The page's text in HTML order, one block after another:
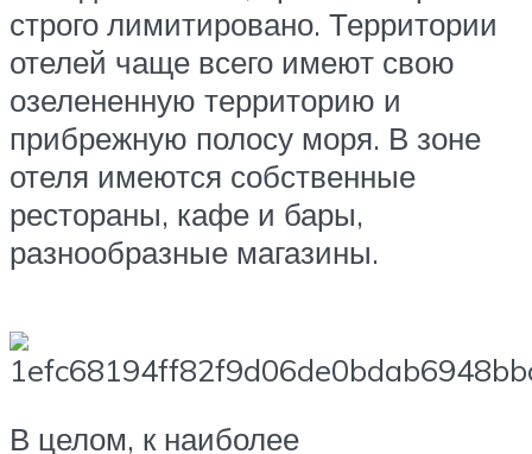
строго лимитировано. Территории
отелей чаще всего имеют свою
озелененную территорию и
прибрежную полосу моря. В зоне
отеля имеются собственные
рестораны, кафе и бары,
разнообразные магазины.
В целом, к наиболее